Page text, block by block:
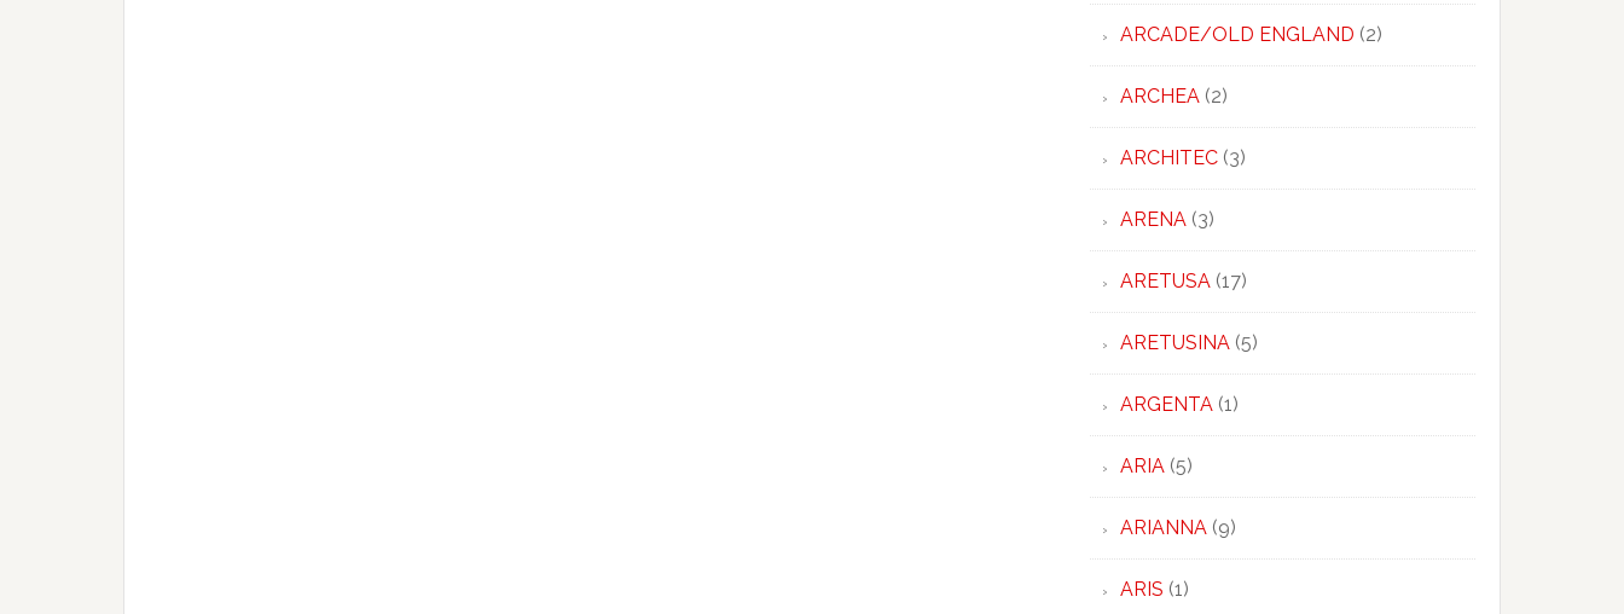
ARCADE/OLD ENGLAND (2)
ARCHEA (2)
ARCHITEC (3)
ARENA (3)
ARETUSA (17)
ARETUSINA (5)
ARGENTA (1)
ARIA (5)
ARIANNA (9)
ARIS (1)